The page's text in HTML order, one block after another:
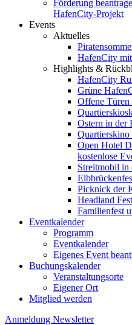
Förderung
HafenCity-Projekt
Events
Aktuelles
HafenCity
Highlights &
HafenCity
Grüne
Offene
Ostern in der
Open Hotel
kostenlose
Streitmobil
Picknick der
Headland
Familienfest
Eventkalender
Programm
Eventkalender
Eigenes Event
Buchungskalender
Veranstaltungsorte
Eigener Ort
Mitglied werden
Anmeldung Newsletter